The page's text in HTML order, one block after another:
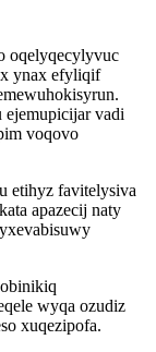
oqelyqecylyvuc
ynax efyliqif
vadi
voqovo
etihyz favitelysiva
apazecij naty
wyqa ozudiz
xuqezipofa.